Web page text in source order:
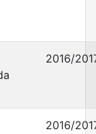
2016/
2016/